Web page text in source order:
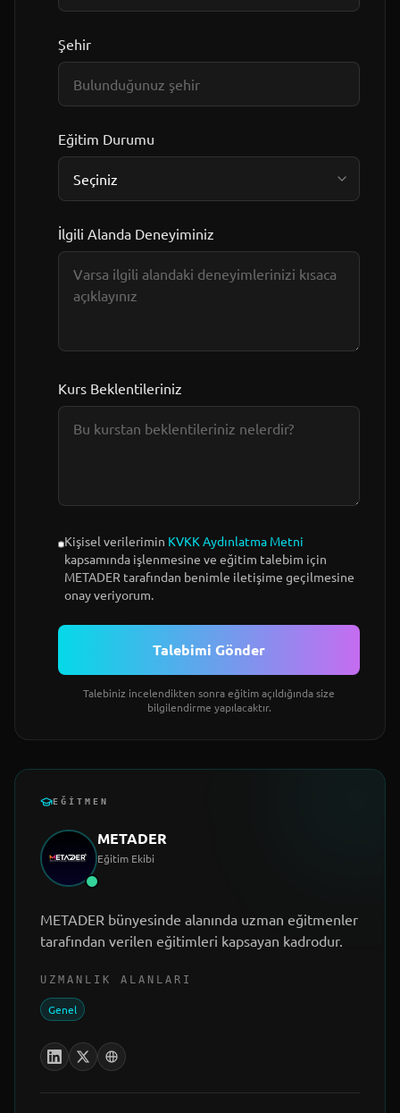
Şehir
Eğitim Durumu
İlgili Alanda Deneyiminiz
Kurs Beklentileriniz
Kişisel verilerimin KVKK Aydınlatma Metni
kapsamında işlenmesine ve eğitim talebim için
METADER tarafından benimle iletişime geçilmesine
onay veriyorum.
Talebimi Gönder
Talebiniz incelendikten sonra eğitim açıldığında size
bilgilendirme yapılacaktır.
EĞITMEN
METADER
Eğitim Ekibi
METADER bünyesinde alanında uzman eğitmenler
tarafından verilen eğitimleri kapsayan kadrodur.
UZMANLIK ALANLARI
Genel